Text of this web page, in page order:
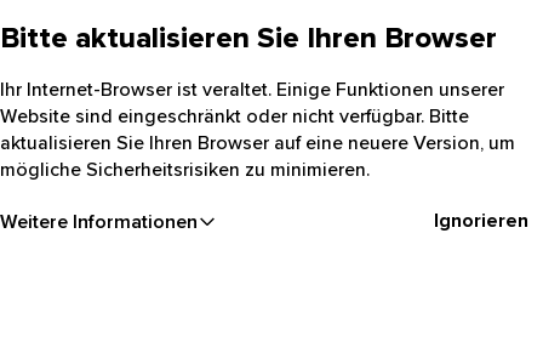
Bitte aktualisieren Sie Ihren Browser
Ihr Internet-Browser ist veraltet. Einige Funktionen unserer
Website sind eingeschränkt oder nicht verfügbar. Bitte
aktualisieren Sie Ihren Browser auf eine neuere Version, um
mögliche Sicherheitsrisiken zu minimieren.
Weitere Informationen Ignorieren